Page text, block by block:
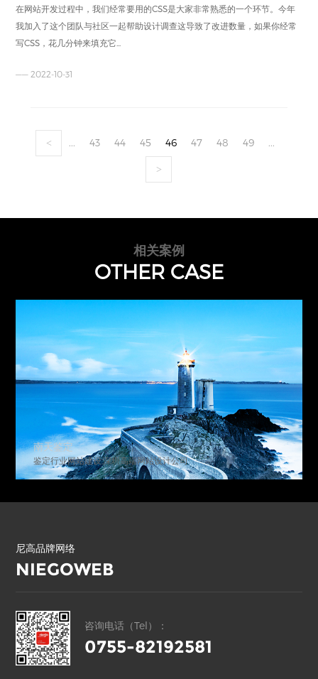
在网站开发过程中，我们经常要用的CSS是大家非常熟悉的一个环节。今年
我加入了这个团队与社区一起帮助设计调查这导致了改进数量，如果你经常
写CSS，花几分钟来填充它...
—— 2022-10-31
< ... 43 44 45 46 47 48 49 ...
>
相关案例
OTHER CASE
南天鉴定
鉴定行业网站建设,深圳高端网站设计公司
尼高品牌网络
NIEGOWEB
咨询电话（Tel）：
0755-82192581